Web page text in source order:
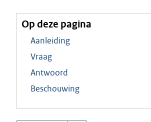
Op deze pagina
Aanleiding
Vraag
Antwoord
Beschouwing